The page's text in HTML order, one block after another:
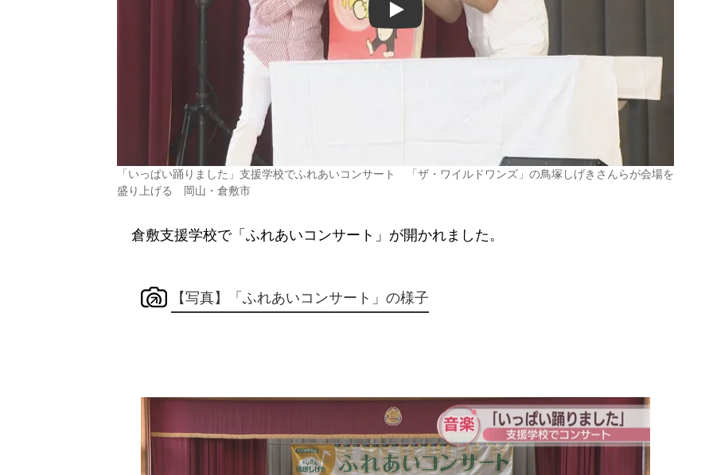
Play
「いっぱい踊りました」支援学校でふれあいコンサート 「ザ・ワイルドワンズ」の鳥塚しげきさんらが会場を
盛り上げる 岡山・倉敷市
倉敷支援学校で「ふれあいコンサート」が開かれました。
【写真】「ふれあいコンサート」の様子